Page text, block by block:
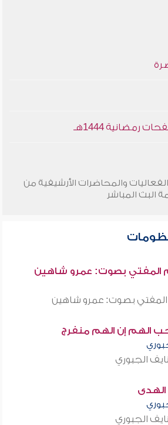
رمضانية 1444هـ
والمحاضرات الأرشيفية من
البث المباشر
المفتي بصوت: عمرو شاهين
بصوت: عمرو شاهين
الهم إن الهم منفرج
الجبوري
الجبوري